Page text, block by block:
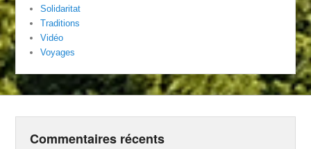
Solidaritat
Traditions
Vidéo
Voyages
Commentaires récents